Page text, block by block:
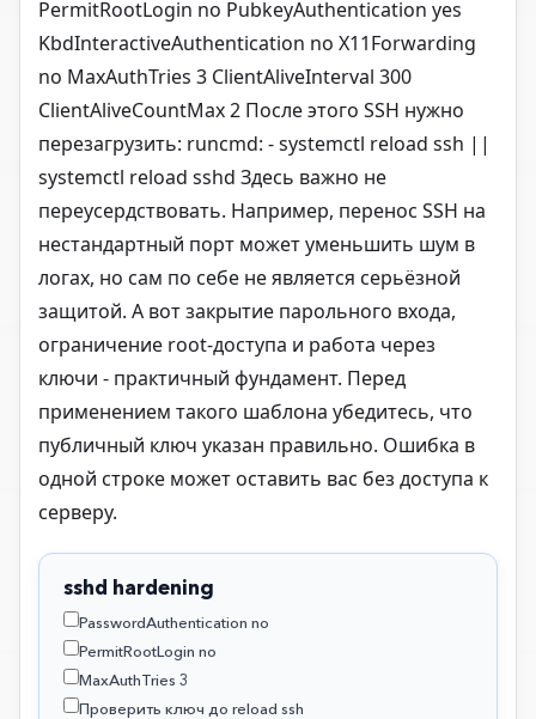
PermitRootLogin no PubkeyAuthentication yes
KbdInteractiveAuthentication no X11Forwarding
no MaxAuthTries 3 ClientAliveInterval 300
ClientAliveCountMax 2 После этого SSH нужно
перезагрузить: runcmd: - systemctl reload ssh ||
systemctl reload sshd Здесь важно не
переусердствовать. Например, перенос SSH на
нестандартный порт может уменьшить шум в
логах, но сам по себе не является серьёзной
защитой. А вот закрытие парольного входа,
ограничение root-доступа и работа через
ключи - практичный фундамент. Перед
применением такого шаблона убедитесь, что
публичный ключ указан правильно. Ошибка в
одной строке может оставить вас без доступа к
серверу.
sshd hardening
PasswordAuthentication no
PermitRootLogin no
MaxAuthTries 3
Проверить ключ до reload ssh